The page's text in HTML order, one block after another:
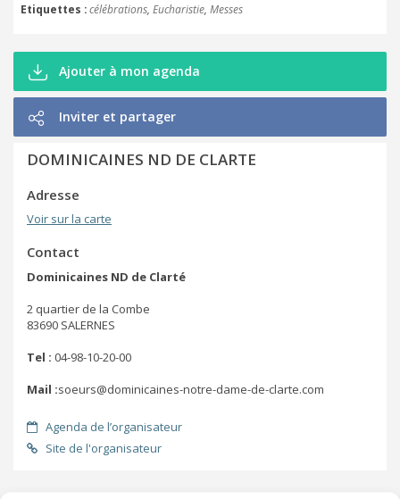
Etiquettes célébrations Eucharistie Messes
Ajouter à mon agenda
Inviter et partager
DOMINICAINES ND DE CLARTE
Adresse
Voir sur la carte
Contact
Dominicaines ND de Clarté
2 quartier de la Combe
83690 SALERNES
Tel : 04-98-10-20-00
Mail :soeurs@dominicaines-notre-dame-de-clarte.com
Agenda de l’organisateur
Site de l'organisateur